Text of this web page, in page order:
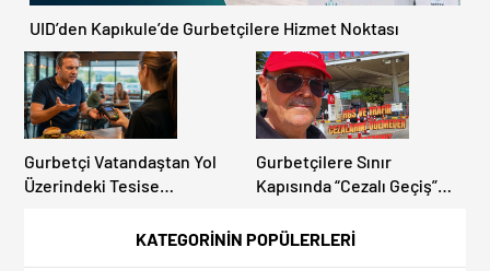
KATEGORİNİN POPÜLERLERİ
UID’den Kapıkule’de Gurbetçilere Hizmet Noktası
Gurbetçi Vatandaştan Yol
Üzerindeki Tesise
“Hesabınızı Mutlaka Kontrol
Gurbetçilere Sınır
Kapısında “Cezalı Geçiş”
Dışına Çıkamıyor!